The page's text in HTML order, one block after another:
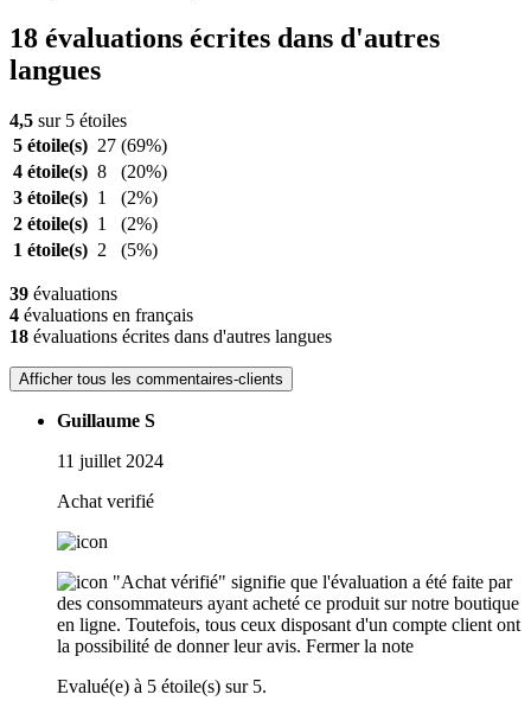
18 évaluations écrites dans d'autres
langues
4,5 sur 5 étoiles
5 étoile(s) 27 (69%)
4 étoile(s) 8
(20%)
3 étoile(s) 1
(2%)
2 étoile(s) 1
(2%)
1 étoile(s) 2 (5%)
39 évaluations
4 évaluations en français
18 évaluations écrites dans d'autres langues
Afficher tous les commentaires-clients
Guillaume S
11 juillet 2024
Achat verifié
"Achat vérifié" signifie que l'évaluation a été faite par
des consommateurs ayant acheté ce produit sur notre boutique
en ligne. Toutefois, tous ceux disposant d'un compte client ont
la possibilité de donner leur avis. Fermer la note
Evalué(e) à 5 étoile(s) sur 5.